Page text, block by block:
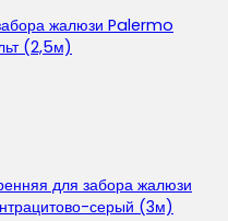
жалюзи Palermo
(2,5м)
для забора жалюзи
серый (3м)